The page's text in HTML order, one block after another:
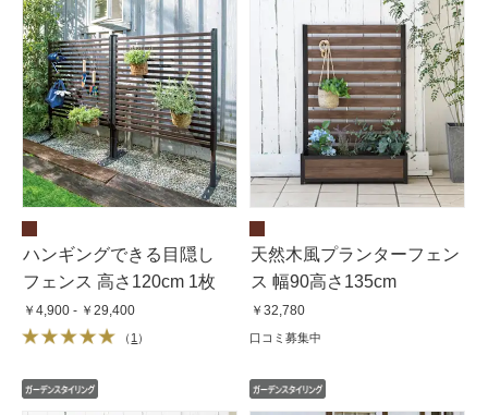
ハンギングできる目隠し
フェンス 高さ120cm 1枚
￥4,900 - ￥29,400
（ 1 ）
天然木風プランターフェン
ス 幅90高さ135cm
￥32,780
口コミ募集中